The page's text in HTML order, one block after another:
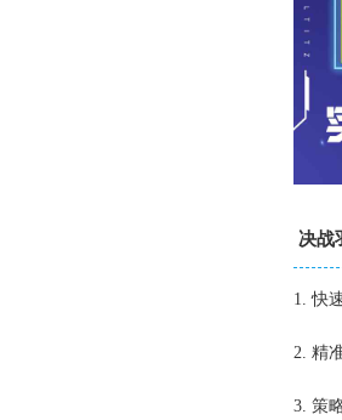
决战
1. 快
2. 精
3. 策